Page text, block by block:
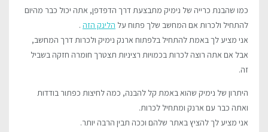
כמו שהבנת כרייה של נימיק מתבצעת דרך הדפדפן, אתה יכול כבר מהיום
להתחיל ולכרות אם המחשב שלך פתוח על הלינק הזה .
אני מציע לך באמת להתחיל בלפתוח ארנק נימיק ולכרות דרך המחשב,
אבל אם אתה רוצה לכרות בכמויות רציניות תצטרך חומרה חזקה בשביל
זה.
היתרון של נימיק שהוא באמת קל להבנה, כמה לחיצות כפתור בודדות
ואתה כבר עם ארנק ומתחיל לכרות.
אני מציע לך להציץ באתר שלהם וככה תבין הרבה יותר.